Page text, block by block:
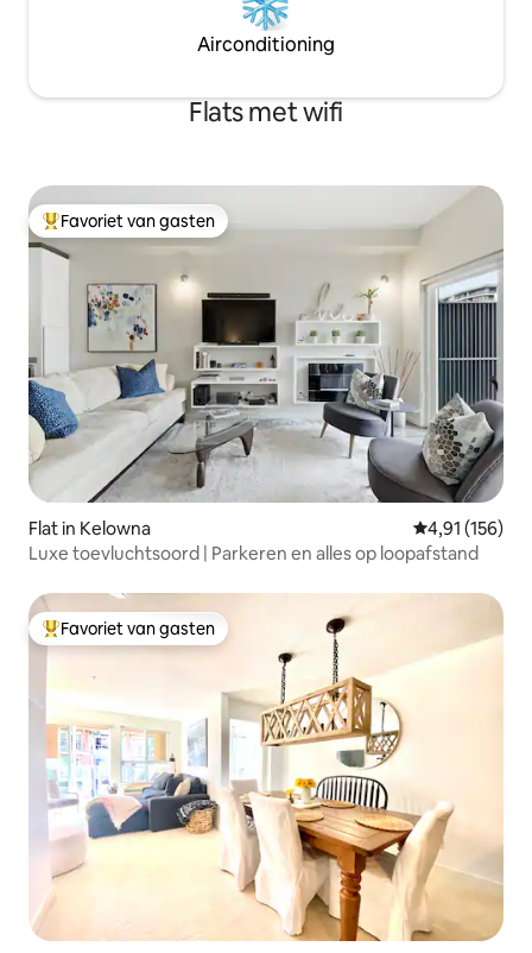
Airconditioning
Flats met wifi
Topfavoriet van gasten
Favoriet van gasten
Flat in Kelowna Gemiddelde
4,91 (156)
Luxe toevluchtsoord | Parkeren en alles op loopafstand
Topfavoriet van gasten
Favoriet van gasten